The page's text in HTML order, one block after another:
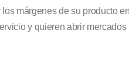
márgenes de su producto
y quieren abrir